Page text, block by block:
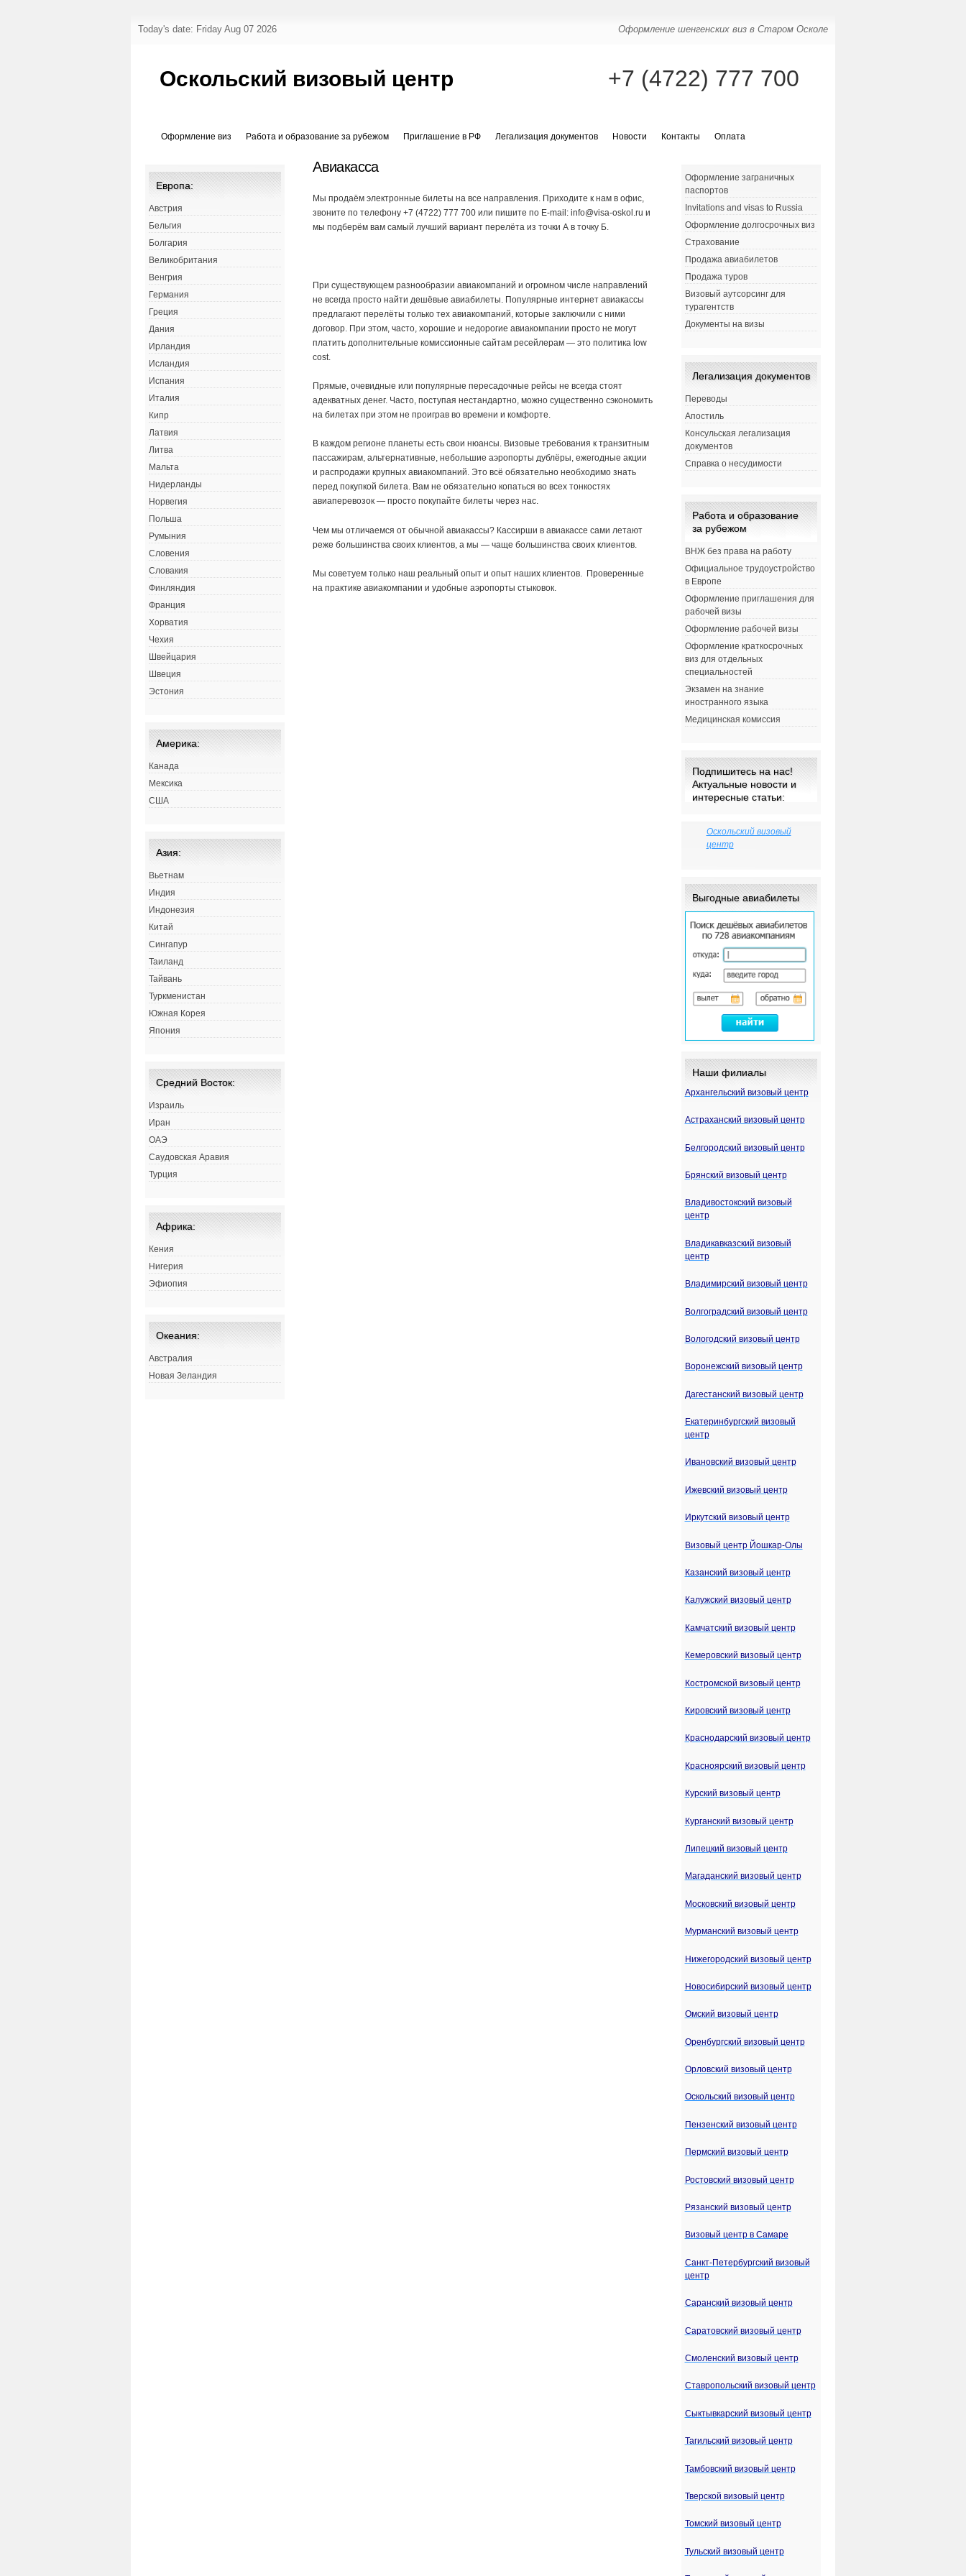
Оформление шенгенских виз в Старом Осколе
Today's date: Friday Aug 07 2026
Оскольский визовый центр +7 (4722) 777 700
Оформление виз Работа и образование за рубежом Приглашение в РФ Легализация документов Новости Контакты Оплата
Авиакасса
Мы продаём электронные билеты на все направления. Приходите к нам в офис,
звоните по телефону +7 (4722) 777 700 или пишите по E-mail: info@visa-oskol.ru и
мы подберём вам самый лучший вариант перелёта из точки А в точку Б.
При существующем разнообразии авиакомпаний и огромном числе направлений
не всегда просто найти дешёвые авиабилеты. Популярные интернет авиакассы
предлагают перелёты только тех авиакомпаний, которые заключили с ними
договор. При этом, часто, хорошие и недорогие авиакомпании просто не могут
платить дополнительные комиссионные сайтам ресейлерам — это политика low
cost.
Прямые, очевидные или популярные пересадочные рейсы не всегда стоят
адекватных денег. Часто, поступая нестандартно, можно существенно сэкономить
на билетах при этом не проиграв во времени и комфорте.
В каждом регионе планеты есть свои нюансы. Визовые требования к транзитным
пассажирам, альтернативные, небольшие аэропорты дублёры, ежегодные акции
и распродажи крупных авиакомпаний. Это всё обязательно необходимо знать
перед покупкой билета. Вам не обязательно копаться во всех тонкостях
авиаперевозок — просто покупайте билеты через нас.
Чем мы отличаемся от обычной авиакассы? Кассирши в авиакассе сами летают
реже большинства своих клиентов, а мы — чаще большинства своих клиентов.
Мы советуем только наш реальный опыт и опыт наших клиентов. Проверенные
на практике авиакомпании и удобные аэропорты стыковок.
Европа:
Австрия
Бельгия
Болгария
Великобритания
Венгрия
Германия
Греция
Дания
Ирландия
Исландия
Испания
Италия
Кипр
Латвия
Литва
Мальта
Нидерланды
Норвегия
Польша
Румыния
Словения
Словакия
Финляндия
Франция
Хорватия
Чехия
Швейцария
Швеция
Эстония
Америка:
Канада
Мексика
США
Азия:
Вьетнам
Индия
Индонезия
Китай
Сингапур
Таиланд
Тайвань
Туркменистан
Южная Корея
Япония
Средний Восток:
Израиль
Иран
ОАЭ
Саудовская Аравия
Турция
Африка:
Кения
Нигерия
Эфиопия
Океания:
Австралия
Новая Зеландия
Оформление заграничных
паспортов
Invitations and visas to Russia
Оформление долгосрочных виз
Страхование
Продажа авиабилетов
Продажа туров
Визовый аутсорсинг для
турагентств
Документы на визы
Легализация документов
Переводы
Апостиль
Консульская легализация
документов
Справка о несудимости
Работа и образование
за рубежом
ВНЖ без права на работу
Официальное трудоустройство
в Европе
Оформление приглашения для
рабочей визы
Оформление рабочей визы
Оформление краткосрочных
виз для отдельных
специальностей
Экзамен на знание
иностранного языка
Медицинская комиссия
Подпишитесь на нас!
Актуальные новости и
интересные статьи:
Оскольский визовый
центр
Выгодные авиабилеты
Наши филиалы
Архангельский визовый центр
Астраханский визовый центр
Белгородский визовый центр
Брянский визовый центр
Владивостокский визовый
центр
Владикавказский визовый
центр
Владимирский визовый центр
Волгоградский визовый центр
Вологодский визовый центр
Воронежский визовый центр
Дагестанский визовый центр
Екатеринбургский визовый
центр
Ивановский визовый центр
Ижевский визовый центр
Иркутский визовый центр
Визовый центр Йошкар-Олы
Казанский визовый центр
Калужский визовый центр
Камчатский визовый центр
Кемеровский визовый центр
Костромской визовый центр
Кировский визовый центр
Краснодарский визовый центр
Красноярский визовый центр
Курский визовый центр
Курганский визовый центр
Липецкий визовый центр
Магаданский визовый центр
Московский визовый центр
Мурманский визовый центр
Нижегородский визовый центр
Новосибирский визовый центр
Омский визовый центр
Оренбургский визовый центр
Орловский визовый центр
Оскольский визовый центр
Пензенский визовый центр
Пермский визовый центр
Ростовский визовый центр
Рязанский визовый центр
Визовый центр в Самаре
Санкт-Петербургский визовый
центр
Саранский визовый центр
Саратовский визовый центр
Смоленский визовый центр
Ставропольский визовый центр
Сыктывкарский визовый центр
Тагильский визовый центр
Тамбовский визовый центр
Тверской визовый центр
Томский визовый центр
Тульский визовый центр